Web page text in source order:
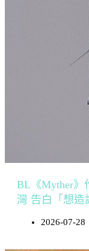
BL《Myther》
灣 告白「想造
2026-07-28